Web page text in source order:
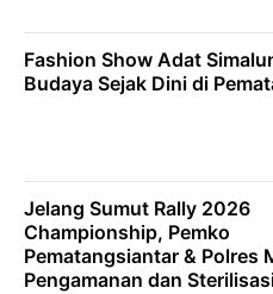
Fashion Show Adat
Budaya Sejak Dini di
Jelang Sumut Rally 2026
Championship, Pemko
Pematangsiantar & Polres
Pengamanan dan